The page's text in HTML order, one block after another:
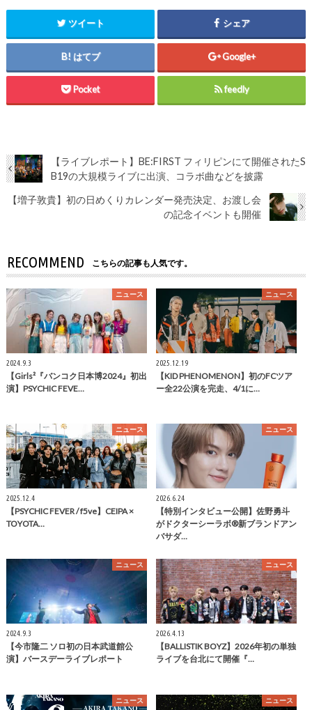
ツイート シェア
はてブ Google+
Pocket feedly
【ライブレポート】BE:FIRST フィリピンにて開催されたS
B19の大規模ライブに出演、コラボ曲などを披露
【増子敦貴】初の日めくりカレンダー発売決定、お渡し会
の記念イベントも開催
RECOMMEND こちらの記事も人気です。
ニュース
2024.9.3
【Girls²『バンコク日本博2024』初出
演】PSYCHIC FEVE…
ニュース
2025.12.19
【KID PHENOMENON】初のFCツア
ー全22公演を完走、4/1に…
ニュース
2025.12.4
【PSYCHIC FEVER / f5ve】CEIPA ×
TOYOTA…
ニュース
2026.6.24
【特別インタビュー公開】佐野勇斗
がドクターシーラボ®新ブランドアン
バサダ…
ニュース
2024.9.3
【今市隆二 ソロ初の日本武道館公
演】バースデーライブレポート
ニュース
2026.4.13
【BALLISTIK BOYZ】2026年初の単独
ライブを台北にて開催『…
ニュース ニュース